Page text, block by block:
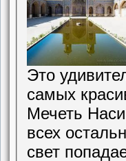
Это
самых
Мечеть
всех
свет